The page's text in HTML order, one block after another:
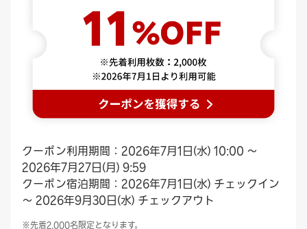
クーポン利用期間：2026年7月1日(水) 10:00 ～
2026年7月27日(月) 9:59
クーポン宿泊期間：2026年7月1日(水) チェックイン
～ 2026年9月30日(水) チェックアウト
先着2,000名限定となります。